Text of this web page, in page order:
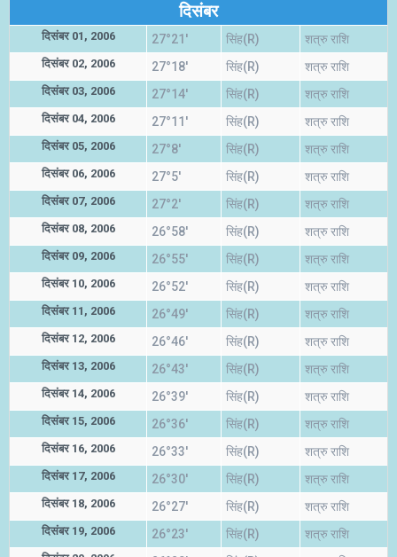
दिसंबर
दिसंबर 01, 2006 27°21' सिंह(R) शत्रु राशि
दिसंबर 02, 2006 27°18' सिंह(R) शत्रु राशि
दिसंबर 03, 2006 27°14' सिंह(R) शत्रु राशि
दिसंबर 04, 2006 27°11' सिंह(R) शत्रु राशि
दिसंबर 05, 2006 27°8' सिंह(R) शत्रु राशि
दिसंबर 06, 2006 27°5' सिंह(R) शत्रु राशि
दिसंबर 07, 2006 27°2' सिंह(R) शत्रु राशि
दिसंबर 08, 2006 26°58' सिंह(R) शत्रु राशि
दिसंबर 09, 2006 26°55' सिंह(R) शत्रु राशि
दिसंबर 10, 2006 26°52' सिंह(R) शत्रु राशि
दिसंबर 11, 2006 26°49' सिंह(R) शत्रु राशि
दिसंबर 12, 2006 26°46' सिंह(R) शत्रु राशि
दिसंबर 13, 2006 26°43' सिंह(R) शत्रु राशि
दिसंबर 14, 2006 26°39' सिंह(R) शत्रु राशि
दिसंबर 15, 2006 26°36' सिंह(R) शत्रु राशि
दिसंबर 16, 2006 26°33' सिंह(R) शत्रु राशि
दिसंबर 17, 2006 26°30' सिंह(R) शत्रु राशि
दिसंबर 18, 2006 26°27' सिंह(R) शत्रु राशि
दिसंबर 19, 2006 26°23' सिंह(R) शत्रु राशि